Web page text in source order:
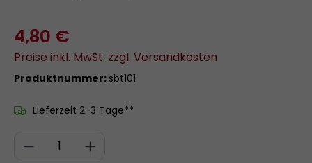
4,80 €
Preise inkl. MwSt. zzgl. Versandkosten
Produktnummer: sbt101
Lieferzeit 2-3 Tage**
Produkt Anzahl: Gib den